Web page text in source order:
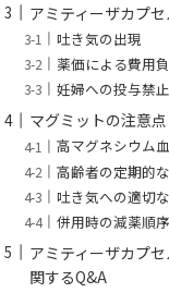
アミティーザカプ
吐き気の出現
薬価による費用
妊婦への投与禁止
マグミットの注意
高マグネシウム
高齢者の定期的
吐き気への適切
併用時の減薬順序
アミティーザカプ
関するQ&A